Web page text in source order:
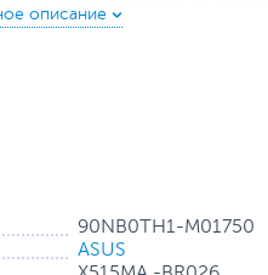
90NB0TH1-M01750
ASUS